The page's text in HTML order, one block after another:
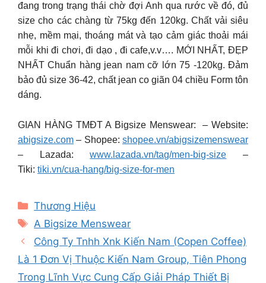
đang trong trạng thái chờ đợi Anh qua rước về đó, đủ
size cho các chàng từ 75kg đến 120kg. Chất vải siêu
nhẹ, mềm mại, thoáng mát và tạo cảm giác thoải mái
mỗi khi đi chơi, đi dạo , đi cafe,v.v…. MỚI NHẤT, ĐẸP
NHẤT Chuẩn hàng jean nam cỡ lớn 75 -120kg. Đảm
bảo đủ size 36-42, chất jean co giãn 04 chiều Form tôn
dáng.
GIAN HÀNG TMĐT A Bigsize Menswear: – Website:
abigsize.com – Shopee: shopee.vn/abigsizemenswear
– Lazada:www.lazada.vn/tag/men-big-size –
Tiki: tiki.vn/cua-hang/big-size-for-men
Categories
Thương Hiệu
Tags
A Bigsize Menswear
Công Ty Tnhh Xnk Kiến Nam (Copen Coffee)
Là 1 Đơn Vị Thuộc Kiến Nam Group, Tiên Phong
Trong Lĩnh Vực Cung Cấp Giải Pháp Thiết Bị